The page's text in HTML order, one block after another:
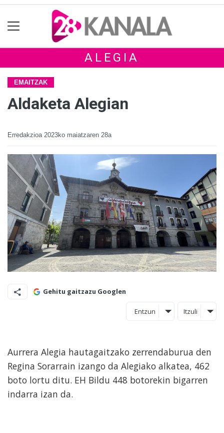
ALEGIA
EMAITZAK
Aldaketa Alegian
Erredakzioa 2023ko maiatzaren 28a
Gehitu gaitzazu Googlen
Entzun Itzuli
Aurrera Alegia hautagaitzako zerrendaburua den
Regina Sorarrain izango da Alegiako alkatea, 462
boto lortu ditu. EH Bildu 448 botorekin bigarren
indarra izan da.